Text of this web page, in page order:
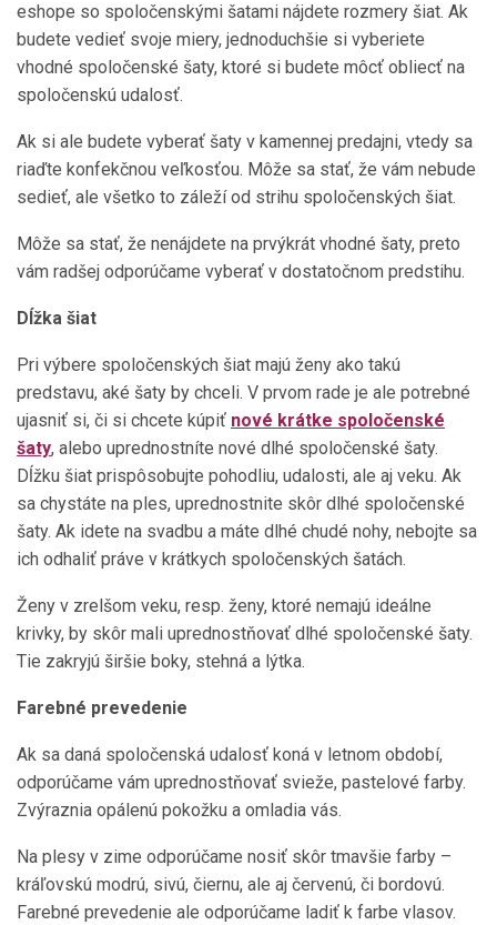
eshope so spoločenskými šatami nájdete rozmery šiat. Ak
budete vedieť svoje miery, jednoduchšie si vyberiete
vhodné spoločenské šaty, ktoré si budete môcť obliecť na
spoločenskú udalosť.
Ak si ale budete vyberať šaty v kamennej predajni, vtedy sa
riaďte konfekčnou veľkosťou. Môže sa stať, že vám nebude
sedieť, ale všetko to záleží od strihu spoločenských šiat.
Môže sa stať, že nenájdete na prvýkrát vhodné šaty, preto
vám radšej odporúčame vyberať v dostatočnom predstihu.
Dĺžka šiat
Pri výbere spoločenských šiat majú ženy ako takú
predstavu, aké šaty by chceli. V prvom rade je ale potrebné
ujasniť si, či si chcete kúpiť nové krátke spoločenské
šaty, alebo uprednostníte nové dlhé spoločenské šaty.
Dĺžku šiat prispôsobujte pohodliu, udalosti, ale aj veku. Ak
sa chystáte na ples, uprednostnite skôr dlhé spoločenské
šaty. Ak idete na svadbu a máte dlhé chudé nohy, nebojte sa
ich odhaliť práve v krátkych spoločenských šatách.
Ženy v zrelšom veku, resp. ženy, ktoré nemajú ideálne
krivky, by skôr mali uprednostňovať dlhé spoločenské šaty.
Tie zakryjú širšie boky, stehná a lýtka.
Farebné prevedenie
Ak sa daná spoločenská udalosť koná v letnom období,
odporúčame vám uprednostňovať svieže, pastelové farby.
Zvýraznia opálenú pokožku a omladia vás.
Na plesy v zime odporúčame nosiť skôr tmavšie farby –
kráľovskú modrú, sivú, čiernu, ale aj červenú, či bordovú.
Farebné prevedenie ale odporúčame ladiť k farbe vlasov.